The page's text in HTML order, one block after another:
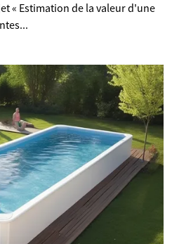
« Estimation de la valeur d'une